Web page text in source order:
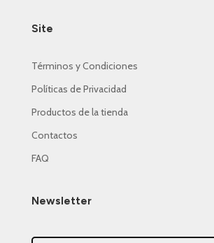
Site
Términos y Condiciones
Políticas de Privacidad
Productos de la tienda
Contactos
FAQ
Newsletter